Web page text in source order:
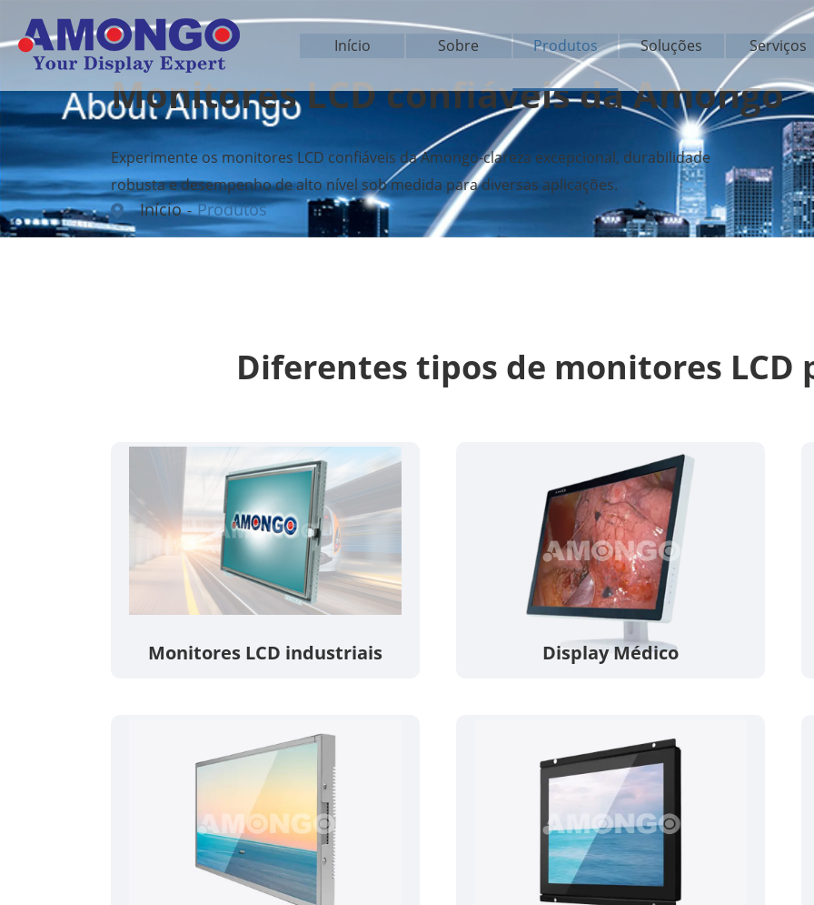
Início Sobre Produtos Soluções Serviços
Início Produtos
Monitores LCD confiáveis da Amongo
Experimente os monitores LCD confiáveis da Amongo-clareza excepcional, durabilidade
robusta e desempenho de alto nível sob medida para diversas aplicações.
Diferentes tipos de monitores LCD
Monitores LCD industriais Display Médico